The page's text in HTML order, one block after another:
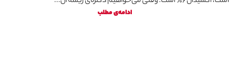
ادامه‌ی مطلب